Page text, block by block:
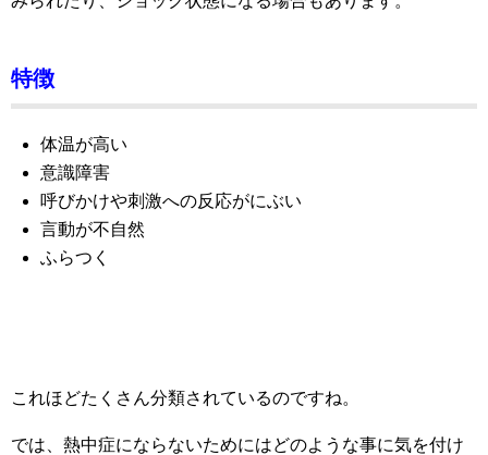
特徴
体温が高い
意識障害
呼びかけや刺激への反応がにぶい
言動が不自然
ふらつく
これほどたくさん分類されているのですね。
では、熱中症にならないためにはどのような事に気を付け